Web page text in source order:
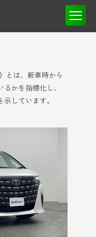
とは、新車時から
かを指標化し、
しています。